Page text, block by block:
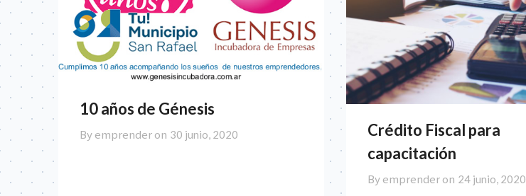
10 años de Génesis
By emprender on 30 junio, 2020
Crédito Fiscal para
capacitación
By emprender on 24 junio, 2020